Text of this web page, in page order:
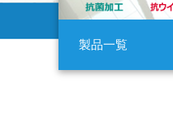
製品一覧